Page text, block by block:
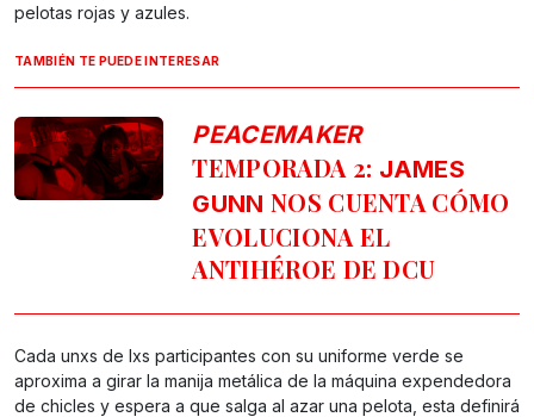
pelotas rojas y azules.
TAMBIÉN TE PUEDE INTERESAR
PEACEMAKER
TEMPORADA 2: JAMES
GUNN NOS CUENTA CÓMO
EVOLUCIONA EL
ANTIHÉROE DE DCU
Cada unxs de lxs participantes con su uniforme verde se
aproxima a girar la manija metálica de la máquina expendedora
de chicles y espera a que salga al azar una pelota, esta definirá